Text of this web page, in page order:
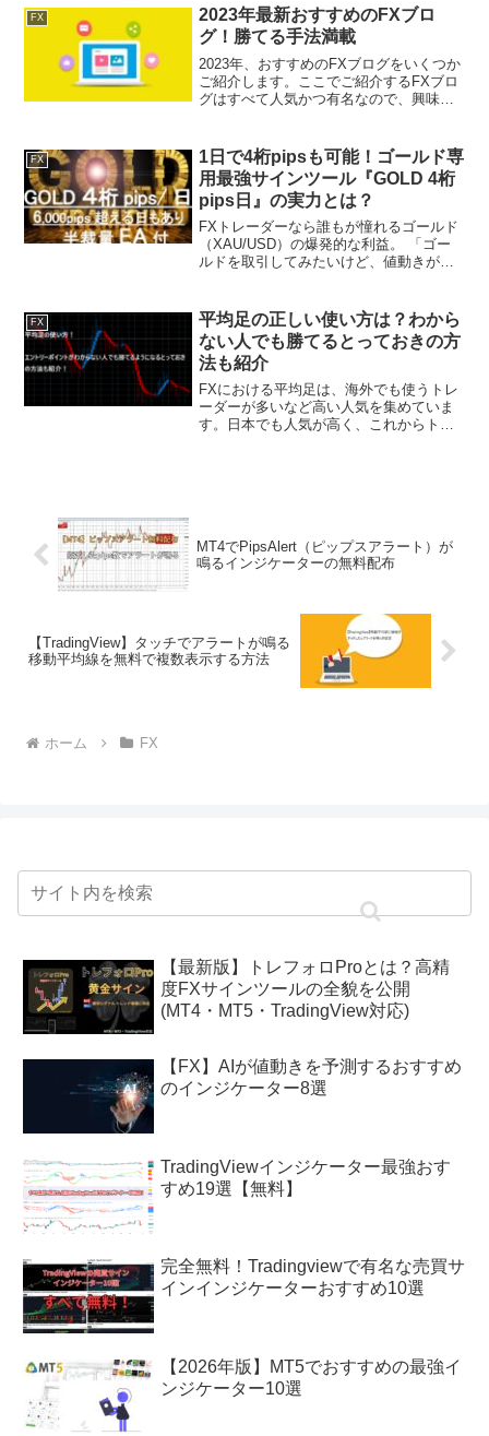
を入手するためには、JFXの入手条件を
クリアしなければなり...
FX
2023年最新おすすめのFXブロ
グ！勝てる手法満載
2023年、おすすめのFXブログをいくつか
ご紹介します。ここでご紹介するFXブロ
グはすべて人気かつ有名なので、興味が
外FXふぁんくらぶは、為替相場愛好家に
よって運営され...
FX
1日で4桁pipsも可能！ゴールド専
用最強サインツール『GOLD 4桁
pips日』の実力とは？
FXトレーダーなら誰もが憧れるゴールド
（XAU/USD）の爆発的な利益。 「ゴー
ルドを取引してみたいけど、値動きが激
じていませんか？ そんな方におすすめな
のが、ゴールド...
FX
平均足の正しい使い方は？わから
ない人でも勝てるとっておきの方
法も紹介
FXにおける平均足は、海外でも使うトレ
ーダーが多いなど高い人気を集めていま
す。日本でも人気が高く、これからトレ
MT4でPipsAlert（ピップスアラート）が
鳴るインジケーターの無料配布
【TradingView】タッチでアラートが鳴る
移動平均線を無料で複数表示する方法
ホーム FX
【最新版】トレフォロProとは？高精
度FXサインツールの全貌を公開
(MT4・MT5・TradingView対応)
【FX】AIが値動きを予測するおすすめ
のインジケーター8選
TradingViewインジケーター最強おす
すめ19選【無料】
完全無料！Tradingviewで有名な売買サ
インインジケーターおすすめ10選
【2026年版】MT5でおすすめの最強イ
ンジケーター10選